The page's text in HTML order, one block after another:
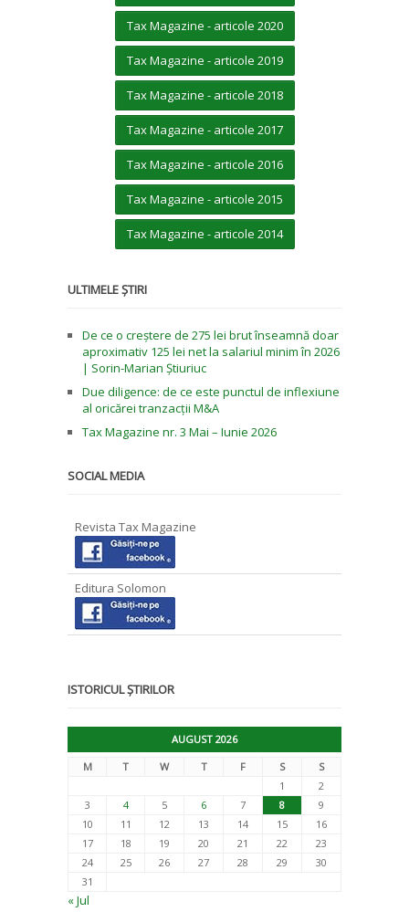
Tax Magazine - articole 2020
Tax Magazine - articole 2019
Tax Magazine - articole 2018
Tax Magazine - articole 2017
Tax Magazine - articole 2016
Tax Magazine - articole 2015
Tax Magazine - articole 2014
ULTIMELE ȘTIRI
De ce o creștere de 275 lei brut înseamnă doar
aproximativ 125 lei net la salariul minim în 2026
| Sorin-Marian Știuriuc
Due diligence: de ce este punctul de inflexiune
al oricărei tranzacții M&A
Tax Magazine nr. 3 Mai – Iunie 2026
SOCIAL MEDIA
Revista Tax Magazine
Editura Solomon
ISTORICUL ȘTIRILOR
AUGUST 2026
M
T W T F S
S
1
2
3
4 5 6 7 8
9
10
11 12 13 14 15
16
17
18 19 20 21 22
23
24
25 26 27 28 29
30
31
« Jul